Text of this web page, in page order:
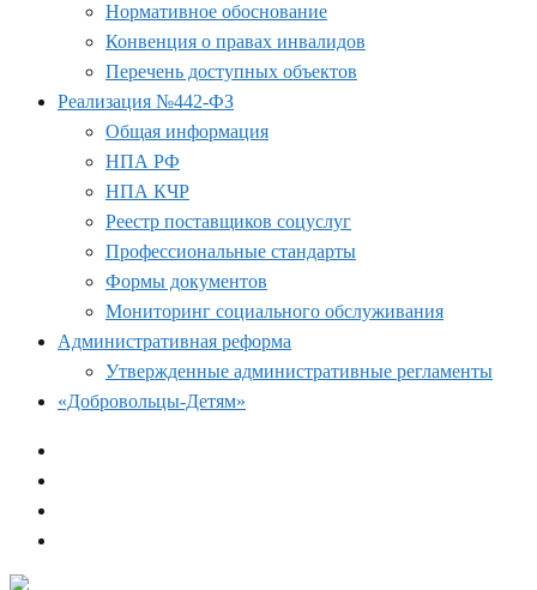
Нормативное обоснование
Конвенция о правах инвалидов
Перечень доступных объектов
Реализация №442-ФЗ
Общая информация
НПА РФ
НПА КЧР
Реестр поставщиков соцуслуг
Профессиональные стандарты
Формы документов
Мониторинг социального обслуживания
Административная реформа
Утвержденные административные регламенты
«Добровольцы-Детям»